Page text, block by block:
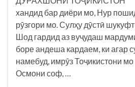
хандид бар диёри мо, Нур
рӯзгори мо. Сулҳу дӯстӣ
Шод гардид аз вуҷудаш
боре андеша кардаем, ки агар
намебуд, имрӯз Тоҷикистони мо
Осмони соф, …